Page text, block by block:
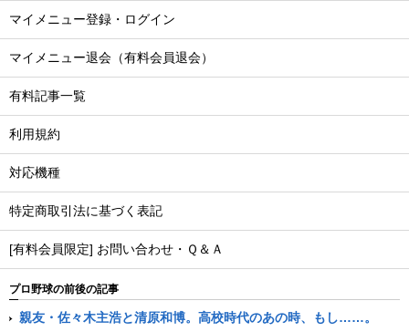
マイメニュー登録・ログイン
マイメニュー退会（有料会員退会）
有料記事一覧
利用規約
対応機種
特定商取引法に基づく表記
[有料会員限定] お問い合わせ・Ｑ＆Ａ
プロ野球の前後の記事
親友・佐々木主浩と清原和博。高校時代のあの時、もし……。